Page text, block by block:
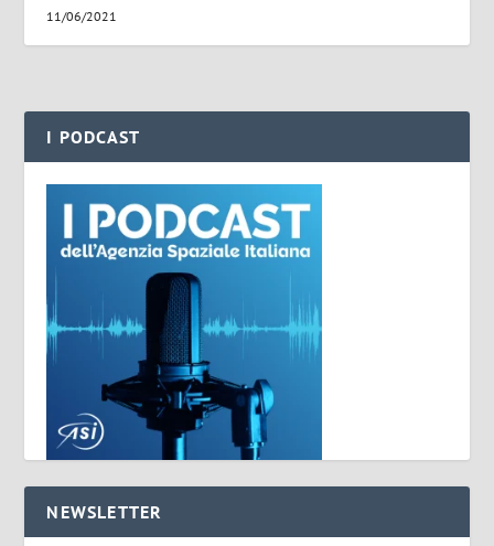
11/06/2021
I PODCAST
NEWSLETTER